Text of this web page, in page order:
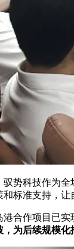
势科技作为
标准支持，让
港合作项目已
为后续规模化